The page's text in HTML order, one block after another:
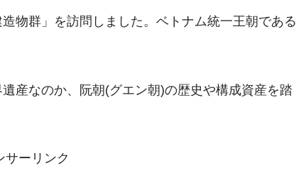
物群」を訪問しました。ベトナム統一王朝である
産なのか、阮朝(グエン朝)の歴史や構成資産を踏
サーリンク